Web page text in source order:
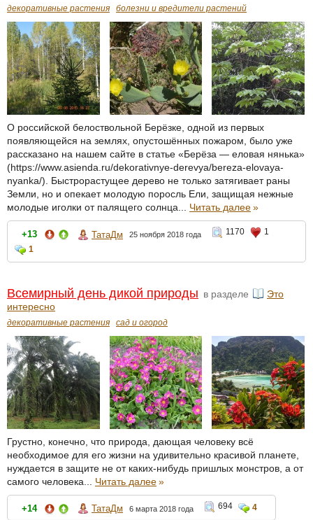
декоративные растения болезни и вредители растений
О российской белоствольной Берёзке, одной из первых
появляющейся на землях, опустошённых пожаром, было уже
рассказано на нашем сайте в статье «Берёза — еловая нянька»
(https://www.asienda.ru/dekorativnye-derevya/bereza-elovaya-
nyanka/). Быстрорастущее дерево не только затягивает раны
Земли, но и опекает молодую поросль Ели, защищая нежные
молодые иголки от палящего солнца... Читать далее»
+13 ТатаДм 25 ноября 2018 года 1170
1
1
Всемирный день дикой природы в разделе
Это
интересно
декоративные растения сад и огород
Грустно, конечно, что природа, дающая человеку всё
необходимое для его жизни на удивительно красивой планете,
нуждается в защите не от каких-нибудь пришлых монстров, а от
самого человека... Читать далее»
+14 ТатаДм 6 марта 2018 года 694 4